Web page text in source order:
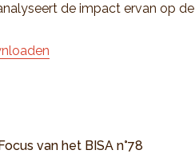
de impact ervan op
van het BISA n°78